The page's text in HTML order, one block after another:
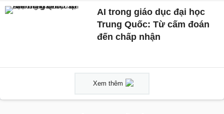
AI trong giáo dục đại học
Trung Quốc: Từ cấm đoán
đến chấp nhận
Xem thêm